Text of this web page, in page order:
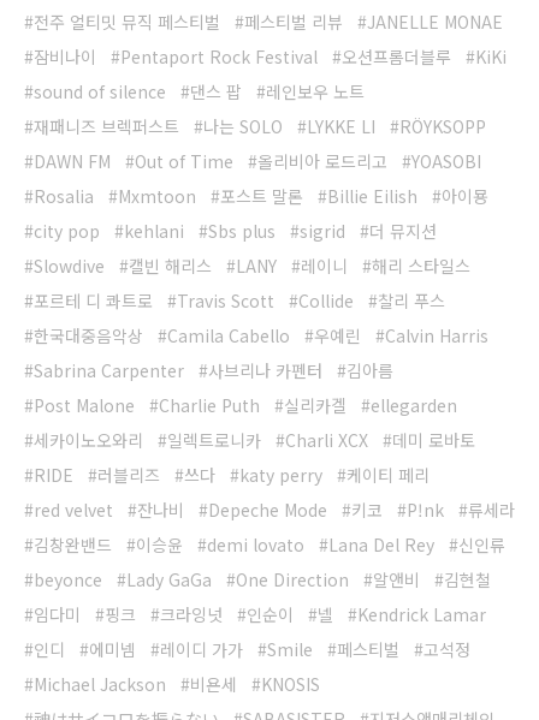
전주 얼티밋 뮤직 페스티벌
페스티벌 리뷰
JANELLE MONAE
잠비나이
Pentaport Rock Festival 오션프롬더블루
KiKi
sound of silence
댄스 팝
레인보우 노트
재패니즈 브렉퍼스트
나는 SOLO LYKKE LI
RÖYKSOPP
DAWN FM
Out of Time 올리비아 로드리고
YOASOBI
Rosalia
Mxmtoon 포스트 말론 Billie Eilish
아이묭
city pop
kehlani Sbs plus sigrid
더 뮤지션
Slowdive
캘빈 해리스 LANY 레이니
해리 스타일스
포르테 디 콰트로
Travis Scott Collide
찰리 푸스
한국대중음악상
Camila Cabello 우예린
Calvin Harris
Sabrina Carpenter
사브리나 카펜터
김아름
Post Malone
Charlie Puth 실리카겔
ellegarden
세카이노오와리
일렉트로니카 Charli XCX
데미 로바토
RIDE
러블리즈 쓰다 katy perry
케이티 페리
red velvet
잔나비 Depeche Mode 키코 P!nk
류세라
김창완밴드
이승윤 demi lovato Lana Del Rey
신인류
beyonce
Lady GaGa One Direction 알앤비
김현철
임다미
핑크 크라잉넛 인순이 넬
Kendrick Lamar
인디
에미넴 레이디 가가 Smile 페스티벌
고석정
Michael Jackson
비욘세
KNOSIS